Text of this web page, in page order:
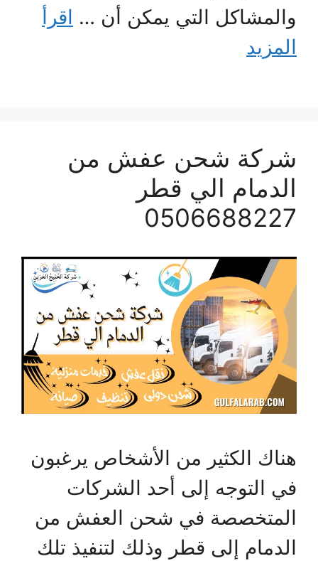
والمشاكل التي يمكن أن … اقرأ
المزيد
شركة شحن عفش من
الدمام الي قطر
0506688227
هناك الكثير من الأشخاص يرغبون
في التوجه إلى أحد الشركات
المتخصصة في شحن العفش من
الدمام إلى قطر وذلك لتنفيذ تلك